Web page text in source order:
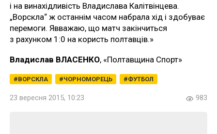
і на винахідливість Владислава Калітвінцева.
„Ворскла“ ж останнім часом набрала хід і здобуває
перемоги. Явважаю, що матч закінчиться
з рахунком 1:0 на користь полтавців.»
Владислав ВЛАСЕНКО, «Полтавщина Спорт»
ВОРСКЛА ЧОРНОМОРЕЦЬ ФУТБОЛ
23 вересня 2015, 10:23 983